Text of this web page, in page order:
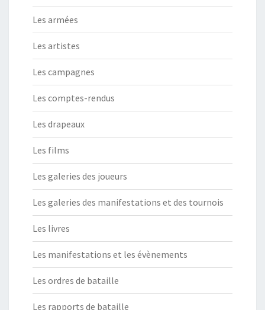
Les armées
Les artistes
Les campagnes
Les comptes-rendus
Les drapeaux
Les films
Les galeries des joueurs
Les galeries des manifestations et des tournois
Les livres
Les manifestations et les évènements
Les ordres de bataille
Les rapports de bataille